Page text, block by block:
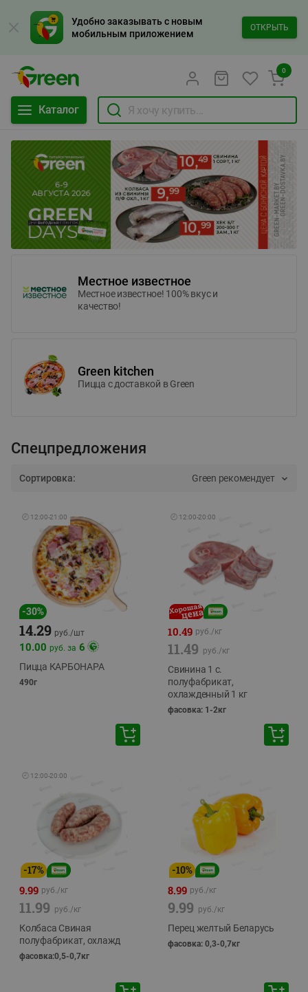
Удобно заказывать с новым
мобильным приложением
ОТКРЫТЬ
Каталог
0
Местное известное
Местное известное! 100% вкус и
качество!
Green kitchen
Пицца c доставкой в Green
Спецпредложения
Сортировка: Green рекомендует
🕘 12:00-21:00
-30%
14.29 руб./шт
10.00 руб. за 6
Пицца КАРБОНАРА
490г
🕘 12:00-20:00
10.49 руб./кг
11.49 руб./кг
Свинина 1 с.
полуфабрикат,
охлажденный 1 кг
фасовка: 1-2кг
🕘 12:00-20:00
-17%
9.99 руб./кг
11.99 руб./кг
Колбаса Свиная
полуфабрикат, охлажд
фасовка:0,5-0,7кг
-10%
8.99 руб./кг
9.99 руб./кг
Перец желтый Беларусь
фасовка: 0,3-0,7кг